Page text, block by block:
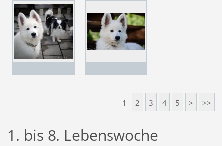
1 2 3 4 5 > >>
1. bis 8. Lebenswoche